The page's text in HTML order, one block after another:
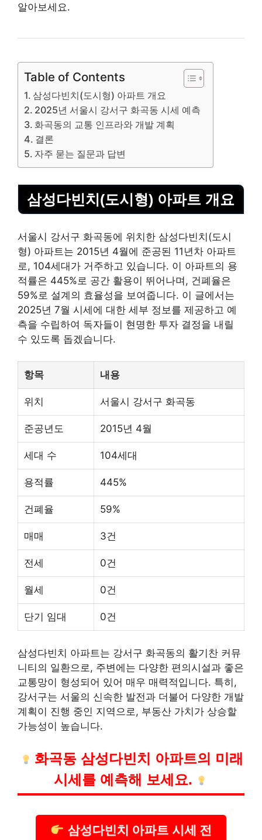
알아보세요.
Table of Contents
삼성다빈치(도시형) 아파트 개요
2025년 서울시 강서구 화곡동 시세 예측
화곡동의 교통 인프라와 개발 계획
결론
자주 묻는 질문과 답변
삼성다빈치(도시형) 아파트 개요
서울시 강서구 화곡동에 위치한 삼성다빈치(도시
형) 아파트는 2015년 4월에 준공된 11년차 아파트
로, 104세대가 거주하고 있습니다. 이 아파트의 용
적률은 445%로 공간 활용이 뛰어나며, 건폐율은
59%로 설계의 효율성을 보여줍니다. 이 글에서는
2025년 7월 시세에 대한 세부 정보를 제공하고 예
측을 수립하여 독자들이 현명한 투자 결정을 내릴
수 있도록 돕겠습니다.
항목 내용
위치 서울시 강서구 화곡동
준공년도 2015년 4월
세대 수 104세대
용적률 445%
건폐율 59%
매매 3건
전세 0건
월세 0건
단기 임대 0건
삼성다빈치 아파트는 강서구 화곡동의 활기찬 커뮤
니티의 일환으로, 주변에는 다양한 편의시설과 좋은
교통망이 형성되어 있어 매우 매력적입니다. 특히,
강서구는 서울의 신속한 발전과 더불어 다양한 개발
계획이 진행 중인 지역으로, 부동산 가치가 상승할
가능성이 높습니다.
화곡동 삼성다빈치 아파트의 미래
시세를 예측해 보세요.
삼성다빈치 아파트 시세 전